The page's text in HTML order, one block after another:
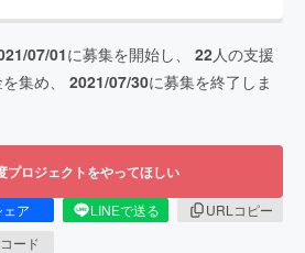
07/01に募集を開始し、 22人の支援
集め、 2021/07/30に募集を終了しま
プロジェクトをやってほしい
ェア LINEで送る
URLコピー
ード